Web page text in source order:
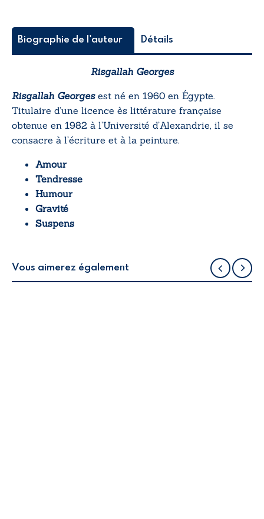
Biographie de l'auteur Détails
Risgallah Georges
Risgallah Georgesest né en 1960 en Égypte.
Titulaire d’une licence ès littérature française
obtenue en 1982 à l’Université d’Alexandrie, il se
consacre à l’écriture et à la peinture.
Amour
Tendresse
Humour
Gravité
Suspens
Vous aimerez également